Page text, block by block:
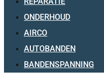
ONDERHOUD
AIRCO
AUTOBANDEN
BANDENSPANNING